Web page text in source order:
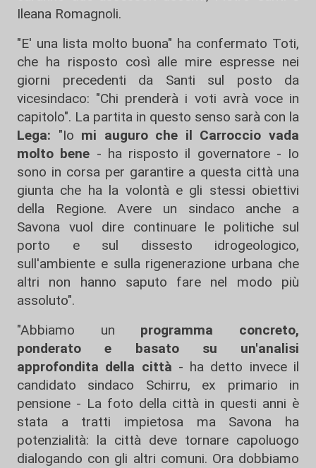
Ileana Romagnoli.
"E' una lista molto buona" ha confermato Toti,
che ha risposto così alle mire espresse nei
giorni precedenti da Santi sul posto da
vicesindaco: "Chi prenderà i voti avrà voce in
capitolo". La partita in questo senso sarà con la
Lega: "Io mi auguro che il Carroccio vada
molto bene - ha risposto il governatore - Io
sono in corsa per garantire a questa città una
giunta che ha la volontà e gli stessi obiettivi
della Regione. Avere un sindaco anche a
Savona vuol dire continuare le politiche sul
porto e sul dissesto idrogeologico,
sull'ambiente e sulla rigenerazione urbana che
altri non hanno saputo fare nel modo più
assoluto".
"Abbiamo un programma concreto,
ponderato e basato su un'analisi
approfondita della città - ha detto invece il
candidato sindaco Schirru, ex primario in
pensione - La foto della città in questi anni è
stata a tratti impietosa ma Savona ha
potenzialità: la città deve tornare capoluogo
dialogando con gli altri comuni. Ora dobbiamo